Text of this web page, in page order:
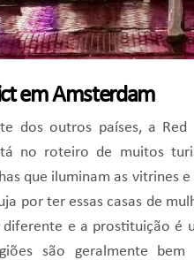
em Amsterdam
dos outros países, a
no roteiro de muitos
que iluminam as vitrines
por ter essas casas de
e a prostituição é
são geralmente